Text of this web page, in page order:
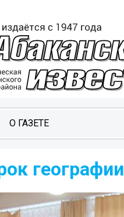
О ГАЗЕТЕ
географии